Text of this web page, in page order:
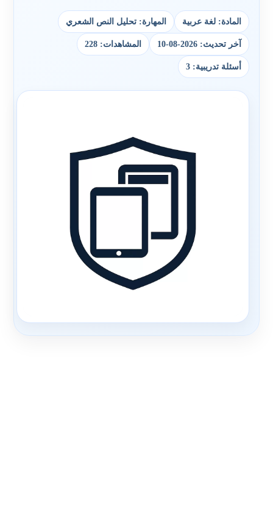
المادة: لغة عربية المهارة: تحليل النص الشعري
آخر تحديث: 2026-08-10 المشاهدات: 228
أسئلة تدريبية: 3